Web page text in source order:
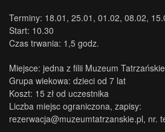
Terminy: 18.01, 25.01, 01.02, 08.02,
Start: 10.30
Czas trwania: 1,5 godz.
Miejsce: jedna z filii Muzeum
Grupa wiekowa: dzieci od 7 lat
Koszt: 15 zł od uczestnika
Liczba miejsc ograniczona, zapisy:
rezerwacja@muzeumtatrzanskie.pl, nr.